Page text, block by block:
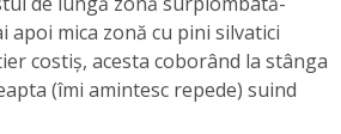
mica zonă cu pini silvatici
costiș, acesta coborând la stânga
(îmi amintesc repede) suind